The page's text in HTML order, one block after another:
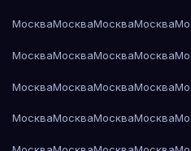
МоскваМоскваМоскваМосква
МоскваМоскваМоскваМосква
МоскваМоскваМоскваМосква
МоскваМоскваМоскваМосква